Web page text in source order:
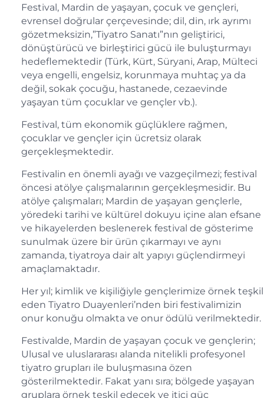
Festival, Mardin de yaşayan, çocuk ve gençleri,
evrensel doğrular çerçevesinde; dil, din, ırk ayrımı
gözetmeksizin,”Tiyatro Sanatı”nın geliştirici,
dönüştürücü ve birleştirici gücü ile buluşturmayı
hedeflemektedir (Türk, Kürt, Süryani, Arap, Mülteci
veya engelli, engelsiz, korunmaya muhtaç ya da
değil, sokak çocuğu, hastanede, cezaevinde
yaşayan tüm çocuklar ve gençler vb.).
Festival, tüm ekonomik güçlüklere rağmen,
çocuklar ve gençler için ücretsiz olarak
gerçekleşmektedir.
Festivalin en önemli ayağı ve vazgeçilmezi; festival
öncesi atölye çalışmalarının gerçekleşmesidir. Bu
atölye çalışmaları; Mardin de yaşayan gençlerle,
yöredeki tarihi ve kültürel dokuyu içine alan efsane
ve hikayelerden beslenerek festival de gösterime
sunulmak üzere bir ürün çıkarmayı ve aynı
zamanda, tiyatroya dair alt yapıyı güçlendirmeyi
amaçlamaktadır.
Her yıl; kimlik ve kişiliğiyle gençlerimize örnek teşkil
eden Tiyatro Duayenleri’nden biri festivalimizin
onur konuğu olmakta ve onur ödülü verilmektedir.
Festivalde, Mardin de yaşayan çocuk ve gençlerin;
Ulusal ve uluslararası alanda nitelikli profesyonel
tiyatro grupları ile buluşmasına özen
gösterilmektedir. Fakat yanı sıra; bölgede yaşayan
gruplara örnek teşkil edecek ve itici güç